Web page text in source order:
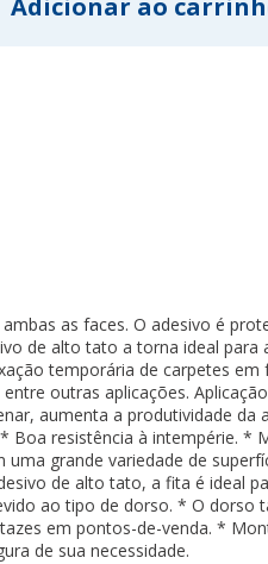
as faces. O adesivo é
de alto tato a torna ideal para
temporária de carpetes em
outras aplicações.
aumenta a produtividade da
Boa resistência à intempérie. *
grande variedade de
de alto tato, a fita é ideal
ao tipo de dorso. * O dorso
em pontos-de-venda. *
de sua necessidade.